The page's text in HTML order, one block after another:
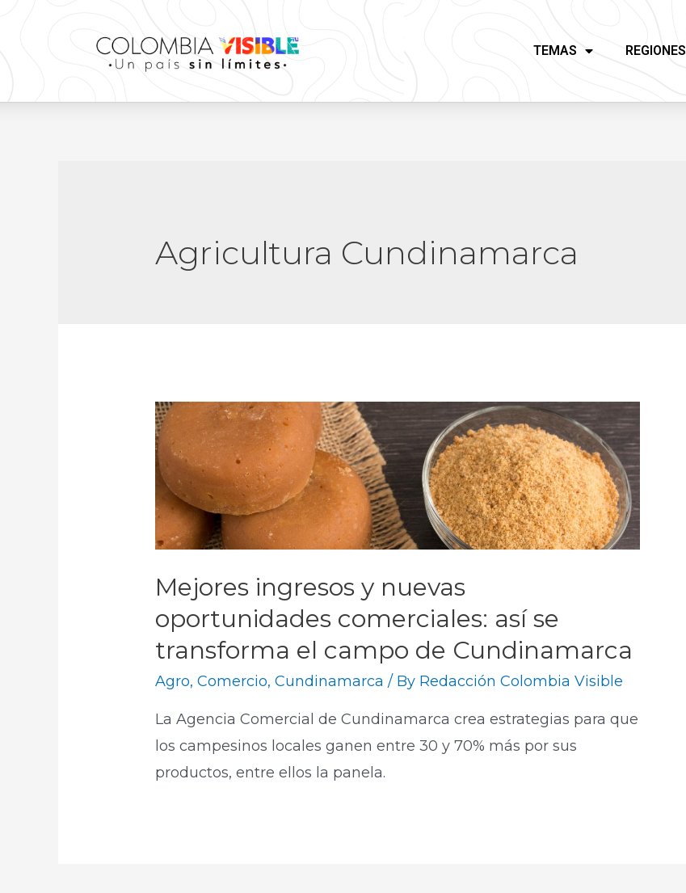
TEMAS REGIONES
Agricultura Cundinamarca
Mejores ingresos y nuevas
oportunidades comerciales: así se
transforma el campo de Cundinamarca
Agro,Comercio,Cundinamarca / By Redacción Colombia Visible
La Agencia Comercial de Cundinamarca crea estrategias para que
los campesinos locales ganen entre 30 y 70% más por sus
productos, entre ellos la panela.